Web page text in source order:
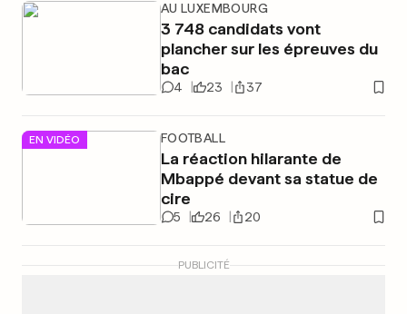
AU LUXEMBOURG
3 748 candidats vont
plancher sur les épreuves du
bac
4 23 37
EN VIDÉO FOOTBALL
La réaction hilarante de
Mbappé devant sa statue de
cire
5 26 20
PUBLICITÉ